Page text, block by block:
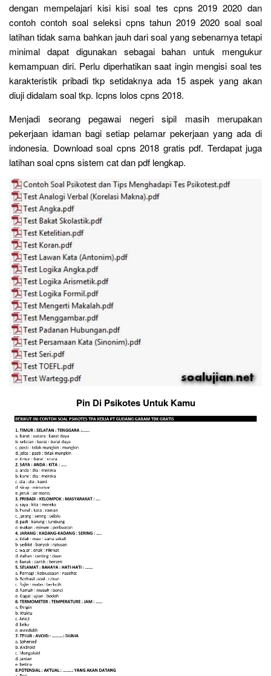
dengan mempelajari kisi kisi soal tes cpns 2019 2020 dan
contoh contoh soal seleksi cpns tahun 2019 2020 soal soal
latihan tidak sama bahkan jauh dari soal yang sebenarnya tetapi
minimal dapat digunakan sebagai bahan untuk mengukur
kemampuan diri. Perlu diperhatikan saat ingin mengisi soal tes
karakteristik pribadi tkp setidaknya ada 15 aspek yang akan
diuji didalam soal tkp. Icpns lolos cpns 2018.
Menjadi seorang pegawai negeri sipil masih merupakan
pekerjaan idaman bagi setiap pelamar pekerjaan yang ada di
indonesia. Download soal cpns 2018 gratis pdf. Terdapat juga
latihan soal cpns sistem cat dan pdf lengkap.
Pin Di Psikotes Untuk Kamu